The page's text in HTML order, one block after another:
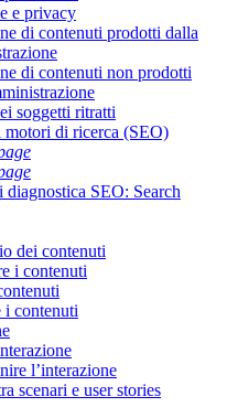
e privacy
di contenuti prodotti dalla
di contenuti non prodotti
soggetti ritratti
di ricerca (SEO)
SEO: Search
dei contenuti
i contenuti
i contenuti
l’interazione
scenari e user stories